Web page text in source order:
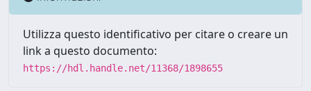
Utilizza questo identificativo per citare o creare un
link a questo documento:
https://hdl.handle.net/11368/1898655